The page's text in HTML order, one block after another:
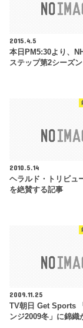
2015.4.5
本日PM5:30より、
ステップ第2シーズン
2010.5.14
ヘラルド・トリビュ
を絶賛する記事
2009.11.25
TV朝日 Get Sports
ンジ2009冬」に錦